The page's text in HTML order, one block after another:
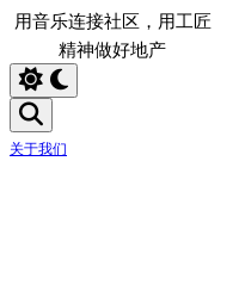
用音乐连接社区，用工匠
精神做好地产
关于我们